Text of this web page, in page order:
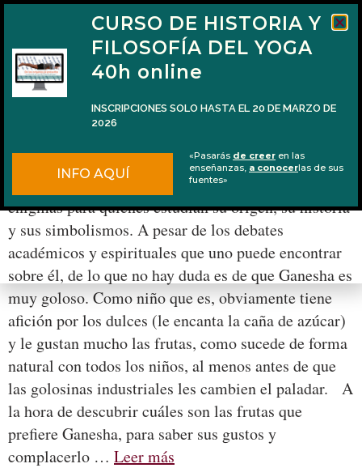
Las frutas favoritas de Ganesha
Ganesha es una deidad peculiar que presenta varios
enigmas para quienes estudian su origen, su historia
y sus simbolismos. A pesar de los debates
académicos y espirituales que uno puede encontrar
sobre él, de lo que no hay duda es de que Ganesha es
muy goloso. Como niño que es, obviamente tiene
afición por los dulces (le encanta la caña de azúcar)
y le gustan mucho las frutas, como sucede de forma
natural con todos los niños, al menos antes de que
las golosinas industriales les cambien el paladar. A
la hora de descubrir cuáles son las frutas que
prefiere Ganesha, para saber sus gustos y
complacerlo … Leer más
CURSO DE HISTORIA Y
FILOSOFÍA DEL YOGA
40h online
INSCRIPCIONES SOLO HASTA EL 20 DE MARZO DE
2026
INFO AQUÍ
«Pasarás de creer en las
enseñanzas, a conocerlas de sus
fuentes»